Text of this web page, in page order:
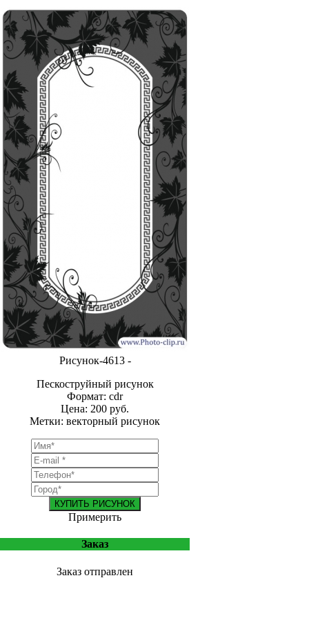
Рисунок-4613 -
Пескоструйный рисунок
Формат: cdr
Цена: 200 руб.
Метки: векторный рисунок
КУПИТЬ РИСУНОК
Примерить
Заказ
Заказ отправлен